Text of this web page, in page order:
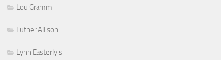
Lou Gramm
Luther Allison
Lynn Easterly's